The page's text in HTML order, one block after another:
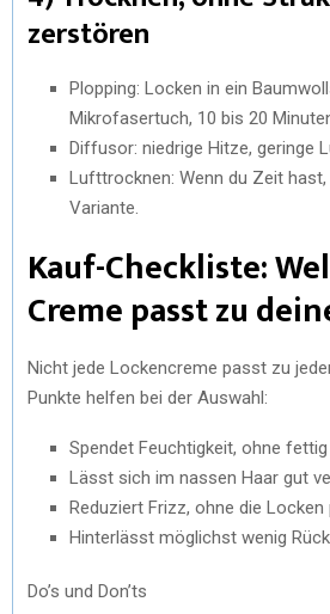
zerstören
Plopping: Locken in ein
Mikrofasertuch, 10 bis 20
Diffusor: niedrige Hitze, geringe
Lufttrocknen: Wenn du Zeit
Variante.
Kauf-Checkliste:
Creme passt zu
Nicht jede Lockencreme passt zu
Punkte helfen bei der Auswahl:
Spendet Feuchtigkeit, ohne
Lässt sich im nassen Haar gut
Reduziert Frizz, ohne die
Hinterlässt möglichst wenig
Do’s und Don’ts